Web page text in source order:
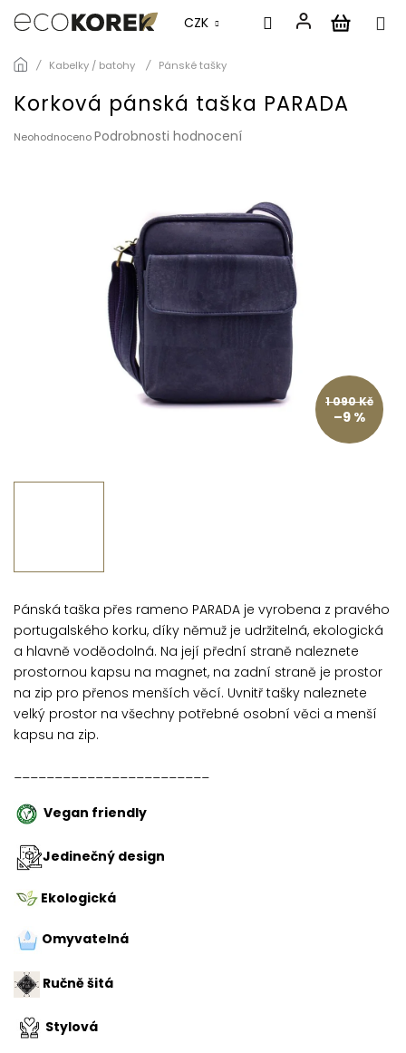
Přejít
obsah
CZK
Kabelky / batohy Pánské tašky
Korková pánská taška PARADA
Průměrné
NeohodnocenoPodrobnosti hodnocení
1 090 Kč
–9 %
Pánská taška přes rameno PARADA je vyrobena z pravého
portugalského korku, díky němuž je udržitelná, ekologická
a hlavně voděodolná. Na její přední straně naleznete
prostornou kapsu na magnet, na zadní straně je prostor
na zip pro přenos menších věcí. Uvnitř tašky naleznete
velký prostor na všechny potřebné osobní věci a menší
kapsu na zip.
Vegan friendly
Jedinečný design
Ekologická
Omyvatelná
Ručně šitá
Stylová